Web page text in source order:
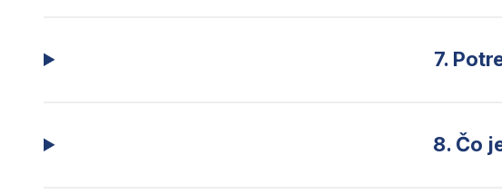
7.
8. Čo